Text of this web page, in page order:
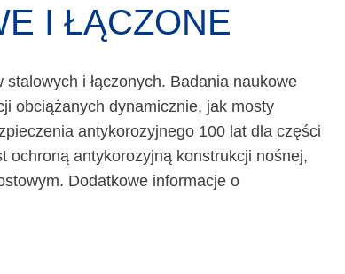
I ŁĄCZONE
i łączonych. Badania naukowe
obciążanych dynamicznie, jak mosty
antykorozyjnego 100 lat dla części
ochroną antykorozyjną konstrukcji nośnej,
Dodatkowe informacje o